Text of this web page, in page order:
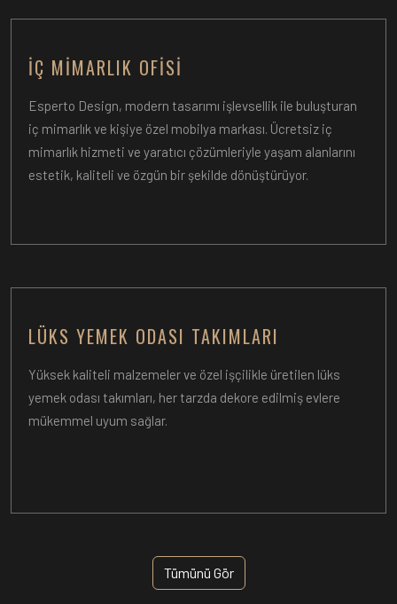
İÇ MIMARLIK OFISI
Esperto Design, modern tasarımı işlevsellik ile buluşturan
iç mimarlık ve kişiye özel mobilya markası. Ücretsiz iç
mimarlık hizmeti ve yaratıcı çözümleriyle yaşam alanlarını
estetik, kaliteli ve özgün bir şekilde dönüştürüyor.
LÜKS YEMEK ODASI TAKIMLARI
Yüksek kaliteli malzemeler ve özel işçilikle üretilen lüks
yemek odası takımları, her tarzda dekore edilmiş evlere
mükemmel uyum sağlar.
Tümünü Gör